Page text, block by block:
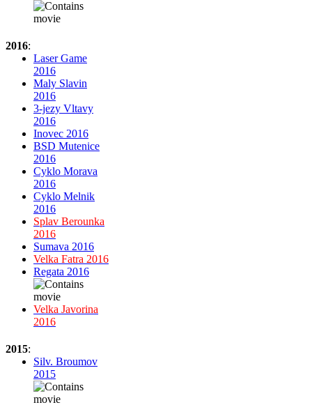
2016:
Laser Game
2016
Maly Slavin
2016
3-jezy Vltavy
2016
Inovec 2016
BSD Mutenice
2016
Cyklo Morava
2016
Cyklo Melnik
2016
Splav Berounka
2016
Sumava 2016
Velka Fatra 2016
Regata 2016
Velka Javorina
2016
2015:
Silv. Broumov
2015